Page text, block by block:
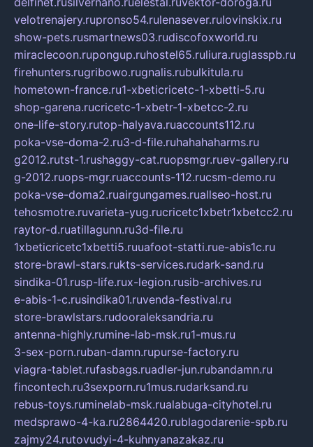
velotrenajery.rupronso54.rulenasever.rulovinskix.ru
show-pets.rusmartnews03.rudiscofoxworld.ru
miraclecoon.rupongup.ruhostel65.ruliura.ruglasspb.ru
firehunters.rugribowo.rugnalis.rubulkitula.ru
hometown-france.ru1-xbeticricetc-1-xbetti-5.ru
shop-garena.rucricetc-1-xbetr-1-xbetcc-2.ru
one-life-story.rutop-halyava.ruaccounts112.ru
poka-vse-doma-2.ru3-d-file.ruhahahaharms.ru
g2012.rutst-1.rushaggy-cat.ruopsmgr.ruev-gallery.ru
g-2012.ruops-mgr.ruaccounts-112.rucsm-demo.ru
poka-vse-doma2.ruairgungames.ruallseo-host.ru
tehosmotre.ruvarieta-yug.rucricetc1xbetr1xbetcc2.ru
raytor-d.ruatillagunn.ru3d-file.ru
1xbeticricetc1xbetti5.ruuafoot-statti.rue-abis1c.ru
store-brawl-stars.rukts-services.rudark-sand.ru
sindika-01.rusp-life.rux-legion.rusib-archives.ru
e-abis-1-c.rusindika01.ruvenda-festival.ru
store-brawlstars.rudooraleksandria.ru
antenna-highly.rumine-lab-msk.ru1-mus.ru
3-sex-porn.ruban-damn.rupurse-factory.ru
viagra-tablet.rufasbags.ruadler-jun.rubandamn.ru
fincontech.ru3sexporn.ru1mus.rudarksand.ru
rebus-toys.ruminelab-msk.rualabuga-cityhotel.ru
medsprawo-4-ka.ru2864420.rublagodarenie-spb.ru
zajmy24.rutovudyi-4-kuhnyanazakaz.ru